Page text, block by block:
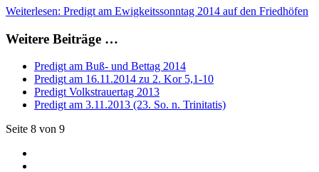
Weiterlesen: Predigt am Ewigkeitssonntag 2014 auf den Friedhöfen
Weitere Beiträge …
Predigt am Buß- und Bettag 2014
Predigt am 16.11.2014 zu 2. Kor 5,1-10
Predigt Volkstrauertag 2013
Predigt am 3.11.2013 (23. So. n. Trinitatis)
Seite 8 von 9